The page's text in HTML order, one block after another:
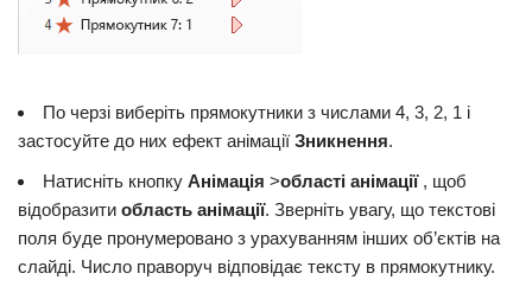
По черзі виберіть прямокутники з числами 4, 3, 2, 1 і
застосуйте до них ефект анімації Зникнення.
Натисніть кнопку Анімація >області анімації, щоб
відобразити область анімації. Зверніть увагу, що текстові
поля буде пронумеровано з урахуванням інших об’єктів на
слайді. Число праворуч відповідає тексту в прямокутнику.